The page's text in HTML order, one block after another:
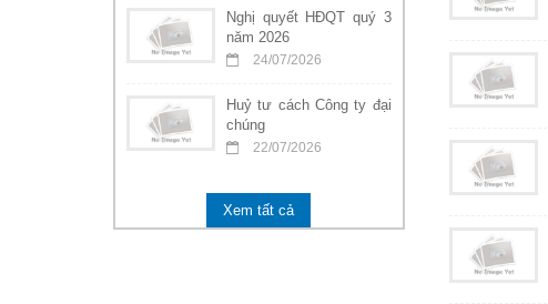
Nghị quyết HĐQT quý 3
năm 2026
24/07/2026
Huỷ tư cách Công ty đại
chúng
22/07/2026
Xem tất cả